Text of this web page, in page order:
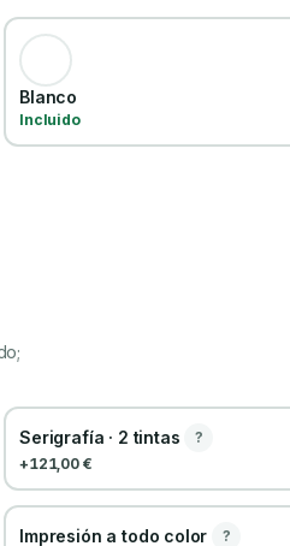
Blanco
Incluido
Serigrafía · 2 tintas
?
+121,00 €
Impresión a todo color
?